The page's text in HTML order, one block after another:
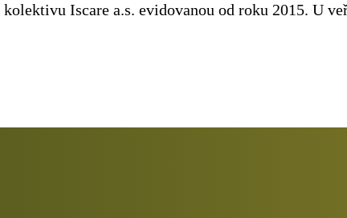
Iscare a.s. evidovanou od roku 2015. U